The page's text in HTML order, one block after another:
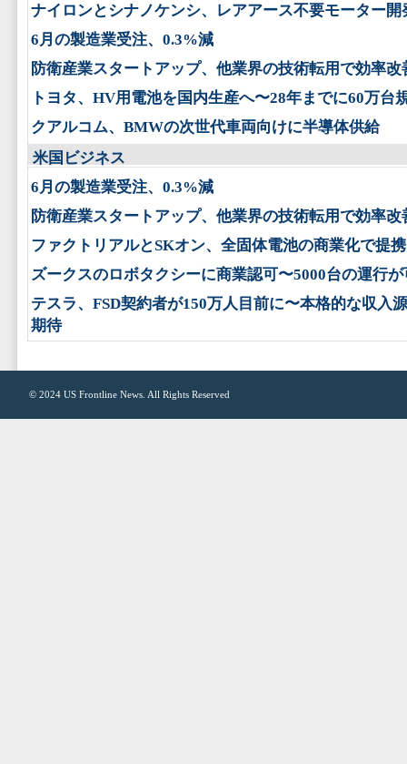
ナイロンとシナノケンシ、レアアース不要モーター開
6月の製造業受注、0.3%減
防衛産業スタートアップ、他業界の技術転用で効率改
トヨタ、HV用電池を国内生産へ〜28年までに60万台
クアルコム、BMWの次世代車両向けに半導体供給
米国ビジネス
6月の製造業受注、0.3%減
防衛産業スタートアップ、他業界の技術転用で効率改
ファクトリアルとSKオン、全固体電池の商業化で提携
ズークスのロボタクシーに商業認可〜5000台の運行
テスラ、FSD契約者が150万人目前に〜本格的な収入
期待
© 2024 US Frontline News . All Rights Reserved